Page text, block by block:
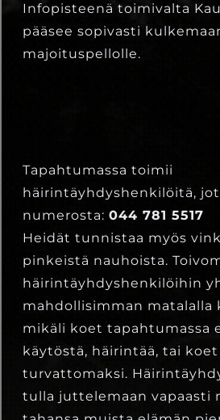
Infopisteenä toimivalta
pääsee sopivasti
majoituspellolle.
Tapahtumassa toimii
häirintäyhdyshenkilöitä,
numerosta: 044 781 5517
Heidät tunnistaa myös
pinkeistä nauhoista.
häirintäyhdyshenkilöihin
mahdollisimman matalalla
mikäli koet tapahtumassa
käytöstä, häirintää, tai koet
turvattomaksi.
tulla juttelemaan vapaasti